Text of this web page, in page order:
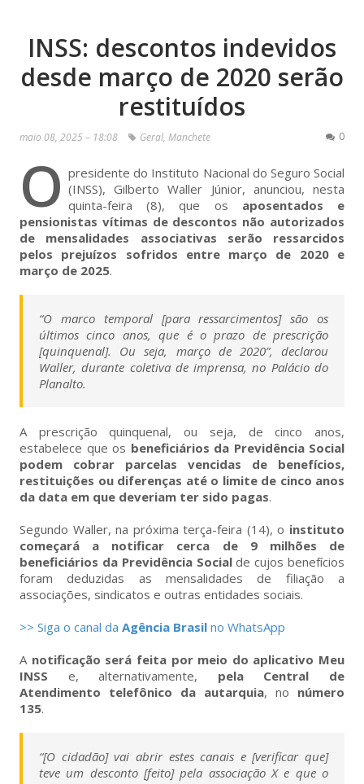
INSS: descontos indevidos
desde março de 2020 serão
restituídos
maio 08, 2025 – 18:08 Geral, Manchete 0
O presidente do Instituto Nacional do Seguro Social
(INSS), Gilberto Waller Júnior, anunciou, nesta
quinta-feira (8), que os aposentados e
pensionistas vítimas de descontos não autorizados
de mensalidades associativas serão ressarcidos
pelos prejuízos sofridos entre março de 2020 e
março de 2025.
“O marco temporal [para ressarcimentos] são os
últimos cinco anos, que é o prazo de prescrição
[quinquenal]. Ou seja, março de 2020”, declarou
Waller, durante coletiva de imprensa, no Palácio do
Planalto.
A prescrição quinquenal, ou seja, de cinco anos,
estabelece que os beneficiários da Previdência Social
podem cobrar parcelas vencidas de benefícios,
restituições ou diferenças até o limite de cinco anos
da data em que deveriam ter sido pagas.
Segundo Waller, na próxima terça-feira (14), o instituto
começará a notificar cerca de 9 milhões de
beneficiários da Previdência Socialde cujos benefícios
foram deduzidas as mensalidades de filiação a
associações, sindicatos e outras entidades sociais.
>> Siga o canal da Agência Brasil no WhatsApp
A notificação será feita por meio do aplicativo Meu
INSS e, alternativamente, pela Central de
Atendimento telefônico da autarquia, no número
135.
“[O cidadão] vai abrir estes canais e [verificar que]
teve um desconto [feito] pela associação X e que o